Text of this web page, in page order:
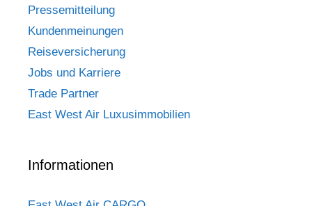
Pressemitteilung
Kundenmeinungen
Reiseversicherung
Jobs und Karriere
Trade Partner
East West Air Luxusimmobilien
Informationen